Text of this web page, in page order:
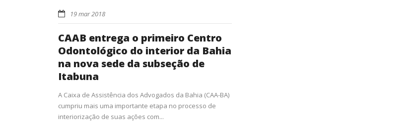
19 mar 2018
CAAB entrega o primeiro Centro
Odontológico do interior da Bahia
na nova sede da subseção de
Itabuna
A Caixa de Assistência dos Advogados da Bahia (CAA-BA)
cumpriu mais uma importante etapa no processo de
interiorização de suas ações com...